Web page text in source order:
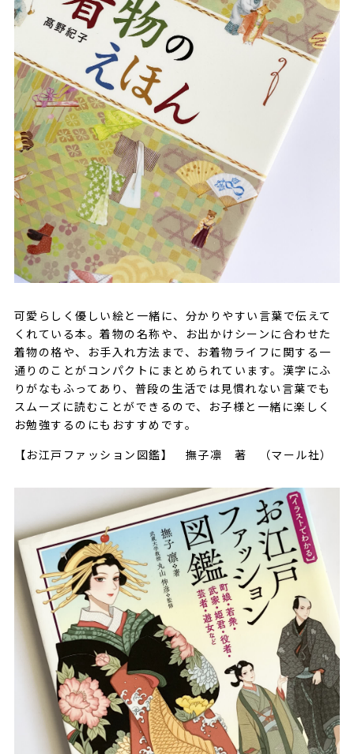
可愛らしく優しい絵と一緒に、分かりやすい言葉で伝えて
くれている本。着物の名称や、お出かけシーンに合わせた
着物の格や、お手入れ方法まで、お着物ライフに関する一
通りのことがコンパクトにまとめられています。漢字にふ
りがなもふってあり、普段の生活では見慣れない言葉でも
スムーズに読むことができるので、お子様と一緒に楽しく
お勉強するのにもおすすめです。
【お江戸ファッション図鑑】 撫子凛 著 （マール社）